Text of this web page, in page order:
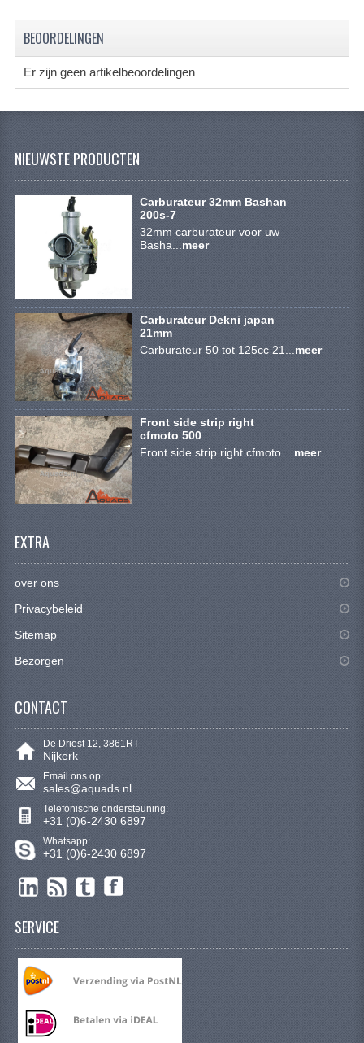
SHINERAY 300ST 5E
SHINERAY 350ST-2E
SHINERAY SPYDER/STIXE 250CC
BODY KAPPEN EN FRAME
ELEKTRONICA
KETTING EN TANDWIELEN
KOEL SYSTEEM
REM SYSTEEM
SCHOKBREKERS
VERLICHTING
TGB ONDERDELEN
9 INCH VELG
BEOORDELINGEN
Er zijn geen artikelbeoordelingen
NIEUWSTE PRODUCTEN
Carburateur 32mm Bashan
200s-7
32mm carburateur voor uw
Basha... meer
Carburateur Dekni japan
21mm
Carburateur 50 tot 125cc 21... meer
Front side strip right
cfmoto 500
Front side strip right cfmoto ... meer
EXTRA
over ons
Privacybeleid
Sitemap
Bezorgen
CONTACT
De Driest 12, 3861RT
Nijkerk
Email ons op:
sales@aquads.nl
Telefonische ondersteuning:
+31 (0)6-2430 6897
Whatsapp:
+31 (0)6-2430 6897
SERVICE